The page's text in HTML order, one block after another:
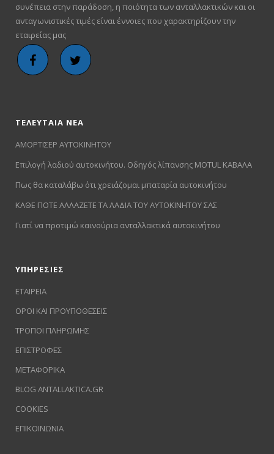
συνέπεια στην παράδοση, η ποιότητα των ανταλλακτικών και οι
ανταγωνιστικές τιμές είναι έννοιες που χαρακτηρίζουν την
εταιρείας μας
ΤΕΛΕΥΤΑΙΑ ΝΕΑ
ΑΜΟΡΤΙΣΕΡ ΑΥΤΟΚΙΝΗΤΟΥ
Επιλογή λαδιού αυτοκινήτου. Οδηγός λίπανσης MOTUL ΚΑΒΑΛΑ
Πως θα καταλάβω ότι χρειάζομαι μπαταρία αυτοκινήτου
ΚΑΘΕ ΠΟΤΕ ΑΛΛΑΖΕΤΕ ΤΑ ΛΑΔΙΑ ΤΟΥ ΑΥΤΟΚΙΝΗΤΟΥ ΣΑΣ
Γιατί να προτιμώ καινούρια ανταλλακτικά αυτοκινήτου
ΥΠΗΡΕΣΙΕΣ
ΕΤΑΙΡΕΙΑ
ΟΡΟΙ ΚΑΙ ΠΡΟΥΠΟΘΕΣΕΙΣ
ΤΡΟΠΟΙ ΠΛΗΡΩΜΗΣ
ΕΠΙΣΤΡΟΦΕΣ
ΜΕΤΑΦΟΡΙΚΑ
BLOG ANTALLAKTICA.GR
COOKIES
ΕΠΙΚΟΙΝΩΝΙΑ